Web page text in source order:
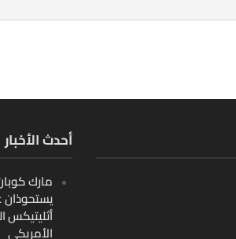
أحدث الأخبار
مارك
أثليتيكس
الأمريكي